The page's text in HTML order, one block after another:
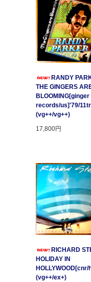
RANDY
THE GINGERS
BLOOMING[ginger
records/us]'79/
(vg++/vg++)
17,800円
RICHARD
HOLIDAY IN
(vg++/ex+)